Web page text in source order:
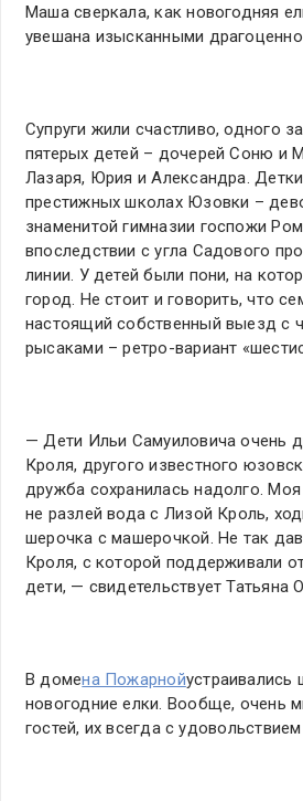
Маша сверкала, как новогодняя
увешана изысканными
Супруги жили счастливо, одного
пятерых детей – дочерей Соню и
Лазаря, Юрия и Александра. Детки
престижных школах Юзовки –
знаменитой гимназии госпожи
впоследствии с угла Садового
линии. У детей были пони, на
город. Не стоит и говорить, что
настоящий собственный выезд с
рысаками – ретро-вариант
— Дети Ильи Самуиловича очень
Кроля, другого известного
дружба сохранилась надолго.
не разлей вода с Лизой Кроль,
шерочка с машерочкой. Не так
Кроля, с которой поддерживали
дети, — свидетельствует Татьяна
В домена Пожарнойустраивались
новогодние елки. Вообще, очень
гостей, их всегда с